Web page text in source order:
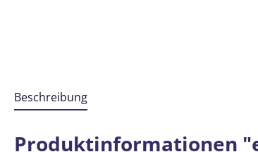
Beschreibung
Produktinformationen